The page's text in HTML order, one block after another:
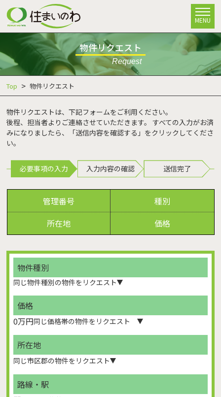
MENU
物件リクエスト
Request
Top 物件リクエスト
物件リクエストは、下記フォームをご利用ください。
後程、担当者よりご連絡させていただきます。 すべての入力がお済
みになりましたら、「送信内容を確認する」をクリックしてくださ
い。
必要事項の入力 入力内容の確認 送信完了
管理番号
種別
所在地
価格
物件種別
価格
0万円
所在地
路線・駅